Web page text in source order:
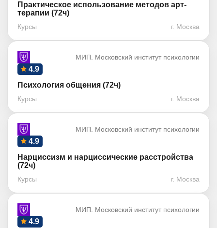
Практическое использование методов арт-
терапии (72ч)
Курсы г. Москва
МИП. Московский институт психологии
4.9
Психология общения (72ч)
Курсы г. Москва
МИП. Московский институт психологии
4.9
Нарциссизм и нарциссические расстройства
(72ч)
Курсы г. Москва
МИП. Московский институт психологии
4.9